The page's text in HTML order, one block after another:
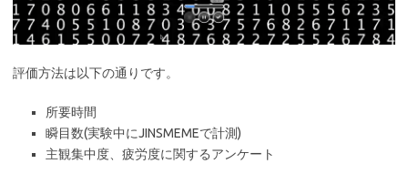
評価方法は以下の通りです。
所要時間
瞬目数(実験中にJINSMEMEで計測)
主観集中度、疲労度に関するアンケート